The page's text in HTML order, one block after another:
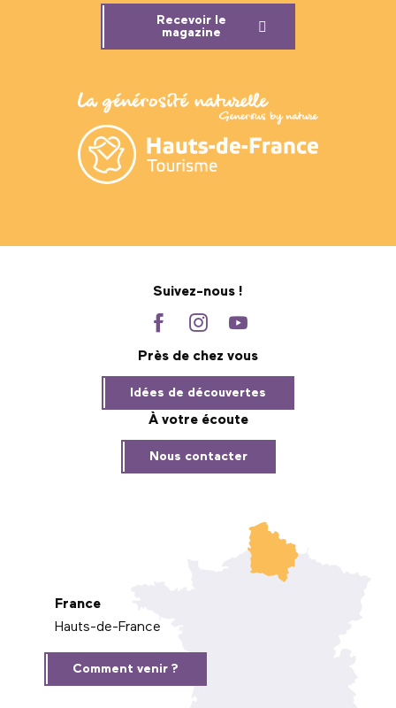
Recevoir le
magazine
Suivez-nous !
Près de chez vous
Idées de découvertes
À votre écoute
Nous contacter
France
Hauts-de-France
Comment venir ?